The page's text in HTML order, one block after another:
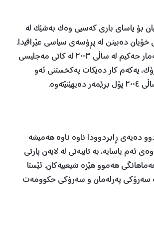
بۆ یاسای باری کەسیی وەک بەشێک لە
دەبینن لە پڕۆسەی سیاسی عێراقیدا.
بۆیە کاتێک باوکی عەمار حەکیم لە ساڵی ٢٠٠٣ لە کاتی مەجلیسی
یەکەم کار دەیکات پەکخستنی ئەو
دەیەی ڕابردوودا ناوە ناوە هەمیشە
ئەم یاسایە، بە تایبەتی لە لایەن پارتی
هەموو هێزە شیعییەکان. ئێستا
سەرۆکی پەرلەمان و سەرۆکی حکوومەت